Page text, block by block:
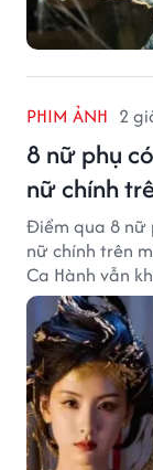
PHIM ẢNH 2
8 nữ phụ
nữ chính
Điểm qua 8 nữ
nữ chính trên
Ca Hành vẫn